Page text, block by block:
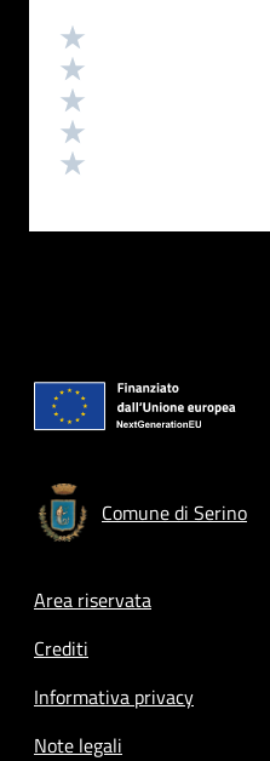
Valutazione
Comune di Serino
Footer menu
Area riservata
Crediti
Informativa privacy
Note legali